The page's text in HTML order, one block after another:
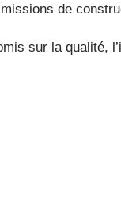
de
sur la qualité,